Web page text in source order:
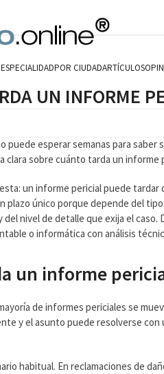
POR CIUDADARTÍCULOS
UN INFORME
puede esperar semanas para
clara sobre cuánto tarda un
un informe pericial puede tardar
plazo único porque depende del
del nivel de detalle que exija el
o informática con análisis
un informe
de informes periciales se
y el asunto puede resolverse con
habitual. En reclamaciones de